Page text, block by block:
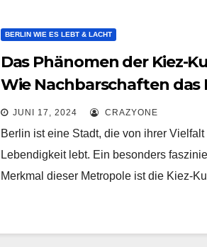
BERLIN WIE ES LEBT & LACHT
Das Phänomen der Kiez-
Wie Nachbarschaften das
Leben prägen
JUNI 17, 2024 CRAZYONE
Berlin ist eine Stadt, die von ihrer Vielfalt
Lebendigkeit lebt. Ein besonders
Merkmal dieser Metropole ist die Kiez-